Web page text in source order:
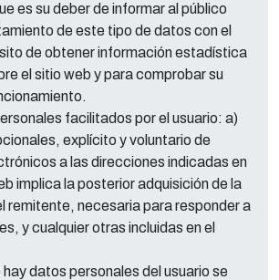
es su deber de informar al público
de este tipo de datos con el
de obtener información estadística
el sitio web y para comprobar su
facilitados por el usuario: a)
explícito y voluntario de
a las direcciones indicadas en
implica la posterior adquisición de la
remitente, necesaria para responder a
y cualquier otras incluidas en el
datos personales del usuario se